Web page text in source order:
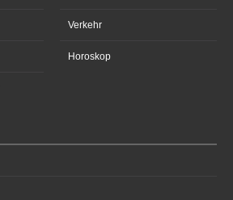
Verkehr
Horoskop